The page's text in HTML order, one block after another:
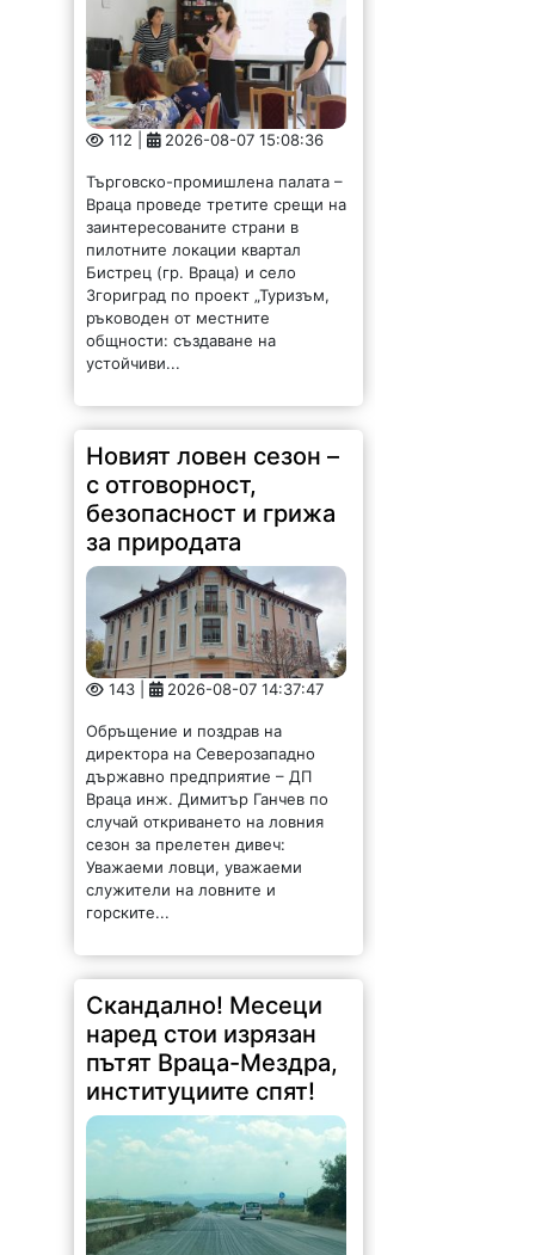
112 | 2026-08-07 15:08:36
Търговско-промишлена палата –
Враца проведе третите срещи на
заинтересованите страни в
пилотните локации квартал
Бистрец (гр. Враца) и село
Згориград по проект „Туризъм,
ръководен от местните
общности: създаване на
устойчиви...
Новият ловен сезон –
с отговорност,
безопасност и грижа
за природата
143 | 2026-08-07 14:37:47
Обръщение и поздрав на
директора на Северозападно
държавно предприятие – ДП
Враца инж. Димитър Ганчев по
случай откриването на ловния
сезон за прелетен дивеч:
Уважаеми ловци, уважаеми
служители на ловните и
горските...
Скандално! Месеци
наред стои изрязан
пътят Враца-Мездра,
институциите спят!